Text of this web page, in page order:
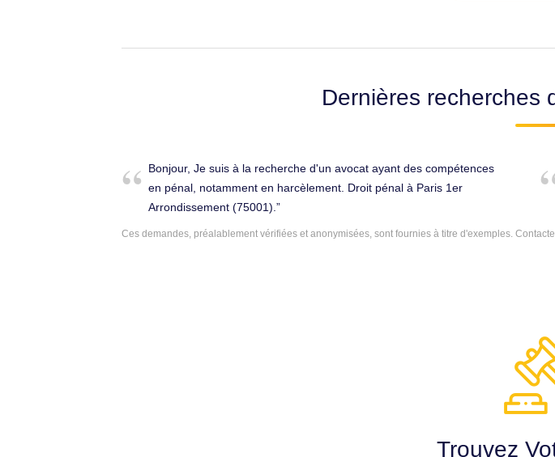
Dernières recherches
Bonjour, Je suis à la recherche d'un avocat ayant des compétences
en pénal, notamment en harcèlement. Droit pénal à Paris 1er
Arrondissement (75001).
Ces demandes, préalablement vérifiées et anonymisées, sont fournies à titre d'exemples.
Trouvez